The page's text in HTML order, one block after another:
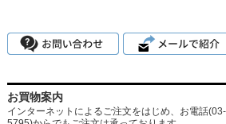
お買物案内
インターネットによるご注文をはじめ、お電話